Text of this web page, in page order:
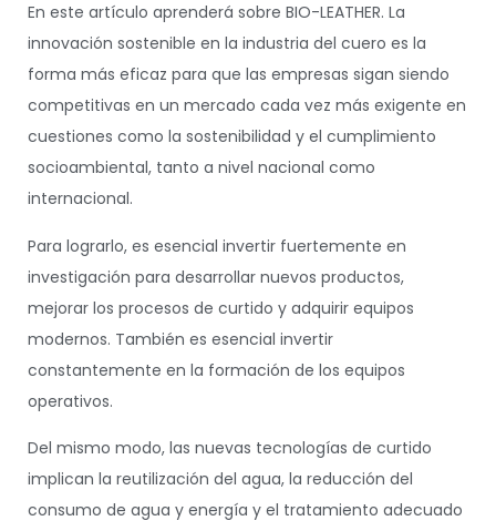
En este artículo aprenderá sobre BIO-LEATHER. La
innovación sostenible en la industria del cuero es la
forma más eficaz para que las empresas sigan siendo
competitivas en un mercado cada vez más exigente en
cuestiones como la sostenibilidad y el cumplimiento
socioambiental, tanto a nivel nacional como
internacional.
Para lograrlo, es esencial invertir fuertemente en
investigación para desarrollar nuevos productos,
mejorar los procesos de curtido y adquirir equipos
modernos. También es esencial invertir
constantemente en la formación de los equipos
operativos.
Del mismo modo, las nuevas tecnologías de curtido
implican la reutilización del agua, la reducción del
consumo de agua y energía y el tratamiento adecuado